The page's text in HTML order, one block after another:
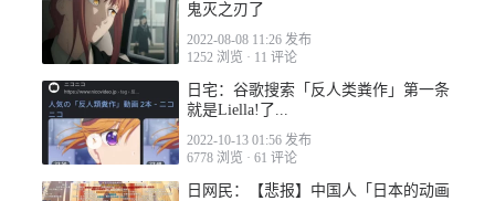
2022-05-01 02:13
2022-05-01 05:54
鬼灭之刃了
2022-08-08 11:26 发布
1252 浏览 · 11 评论
日宅：谷歌搜索「反人类粪作」第一条
就是Liella!了...
2022-10-13 01:56 发布
6778 浏览 · 61 评论
日网民：【悲报】中国人「日本的动画